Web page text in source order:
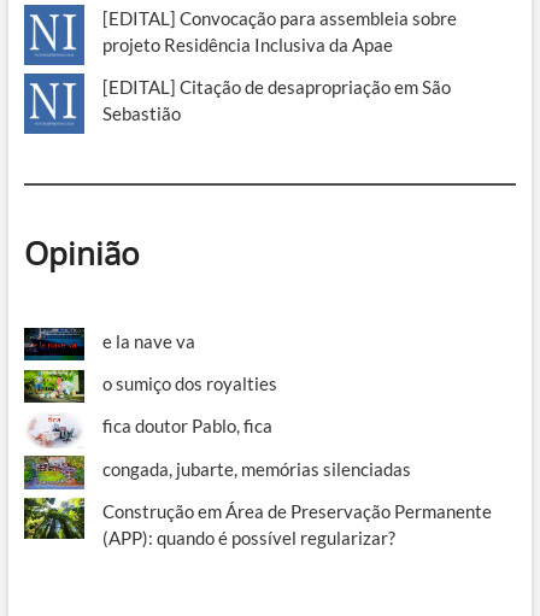
[EDITAL] Convocação para assembleia sobre
projeto Residência Inclusiva da Apae
[EDITAL] Citação de desapropriação em São
Sebastião
Opinião
e la nave va
o sumiço dos royalties
fica doutor Pablo, fica
congada, jubarte, memórias silenciadas
Construção em Área de Preservação Permanente
(APP): quando é possível regularizar?